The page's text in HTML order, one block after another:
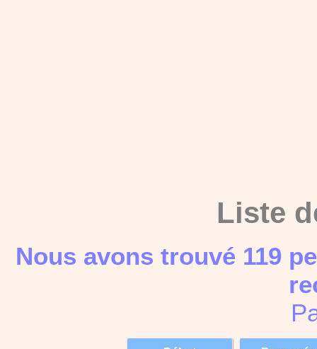
Liste
Nous avons trouvé 119